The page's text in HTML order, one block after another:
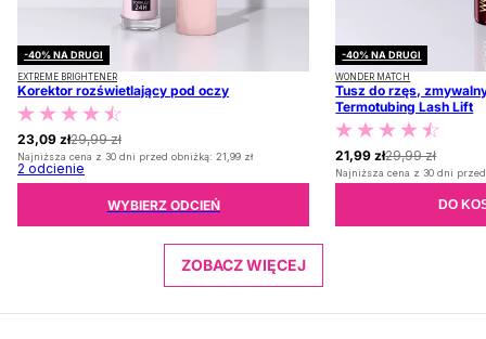
-40% NA DRUGI
EXTREME BRIGHTENER
Korektor rozświetlający pod oczy
29,99 zł
23,09 zł
Najniższa cena z 30 dni przed obniżką: 21,99 zł
2 odcienie
WYBIERZ ODCIEŃ
-40% NA DRUGI
WONDER MATCH
Tusz do rzęs,
Termotubing Lash Lift
29,99 zł
21,99 zł
Najniższa cena z 30 dni
DO
ZOBACZ WIĘCEJ